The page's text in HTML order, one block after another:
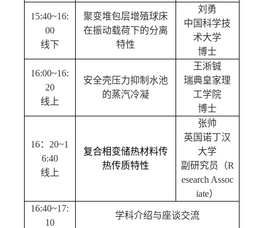
1 5:40~16:
00
线下
聚变堆包层增殖球床
在振动载荷下的分离
特性
刘勇
中国科学技
术大学
博士
16:00~16:
20
线上
安全壳压力抑制水池
的蒸汽冷凝
王淅铖
瑞典皇家理
工学院
博士
16：20~1
6:40
线上
复合相变储热材料传
热传质特性
张帅
英国诺丁汉
大学
副研究员（R
esearch Assoc
iate）
16:40~17:
10
学科介绍与座谈交流